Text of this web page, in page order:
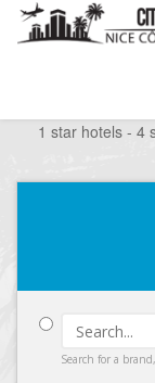
1 star hotels - 4
Search for a